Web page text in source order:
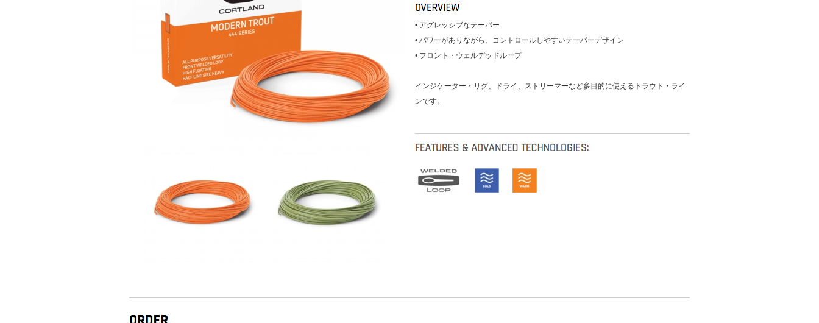
• アグレッシブなテーパー
• パワーがありながら、コントロールしやすいテーパーデザイン
• フロント・ウェルデッドループ
インジケーター・リグ、ドライ、ストリーマーなど多目的に使えるトラウト・ライ
ンです。